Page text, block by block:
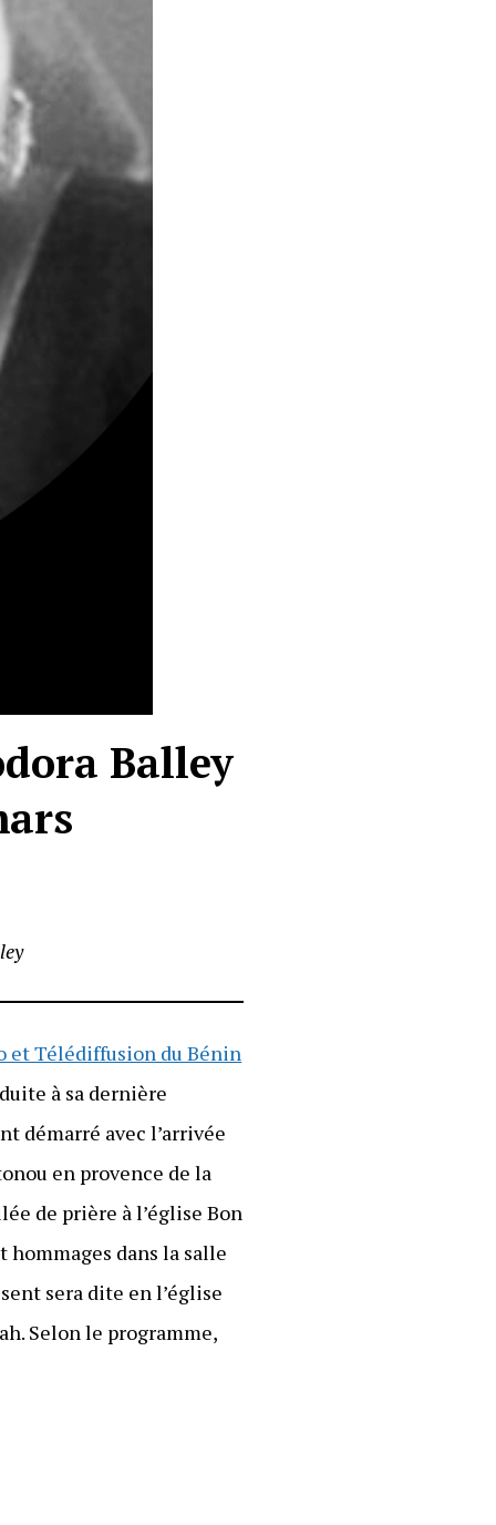
Balley
et Télédiffusion du Bénin
à sa dernière
démarré avec l’arrivée
en provence de la
de prière à l’église Bon
hommages dans la salle
sera dite en l’église
Selon le programme,